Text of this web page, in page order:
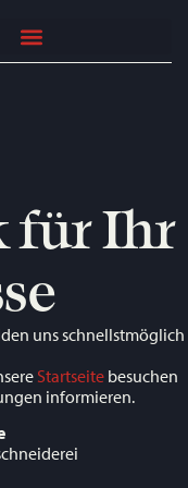
für Ihr
uns schnellstmöglich
Startseite besuchen
informieren.